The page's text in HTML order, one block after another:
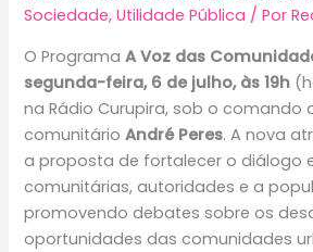
Sociedade,Utilidade Pública / Por
O ProgramaA Voz das
segunda-feira, 6 de julho, às 19h
na Rádio Curupira, sob o comando
comunitárioAndré Peres. A nova
a proposta de fortalecer o diálogo
comunitárias, autoridades e a
promovendo debates sobre os
oportunidades das comunidades